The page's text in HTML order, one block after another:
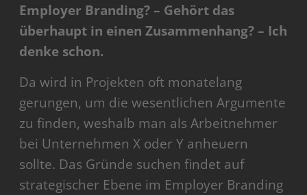
Employer Branding? – Gehört das
überhaupt in einen Zusammenhang? – Ich
denke schon.
Da wird in Projekten oft monatelang
gerungen, um die wesentlichen Argumente
zu finden, weshalb man als Arbeitnehmer
bei Unternehmen X oder Y anheuern
sollte. Das Gründe suchen findet auf
strategischer Ebene im Employer Branding